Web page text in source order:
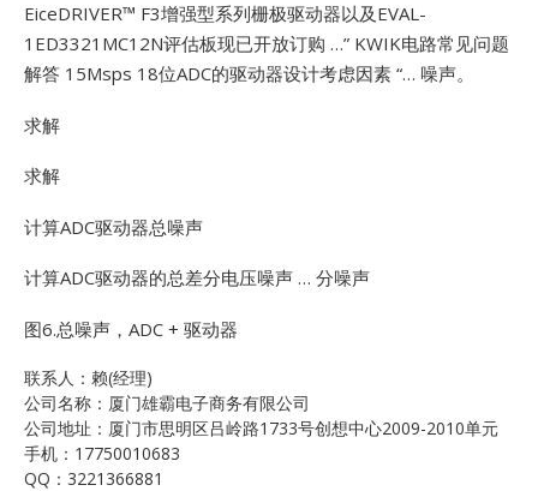
EiceDRIVER™ F3增强型系列栅极驱动器以及EVAL-
1ED3321MC12N评估板现已开放订购 …” KWIK电路常见问题
解答 15Msps 18位ADC的驱动器设计考虑因素 “… 噪声。
求解
求解
计算ADC驱动器总噪声
计算ADC驱动器的总差分电压噪声 … 分噪声
图6.总噪声，ADC + 驱动器
联系人：赖(经理)
公司名称：厦门雄霸电子商务有限公司
公司地址：厦门市思明区吕岭路1733号创想中心2009-2010单元
手机：17750010683
QQ：3221366881